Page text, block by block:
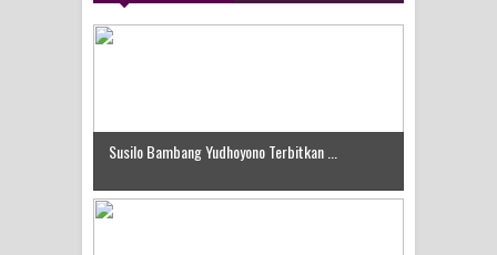
Susilo Bambang Yudhoyono Terbitkan ...